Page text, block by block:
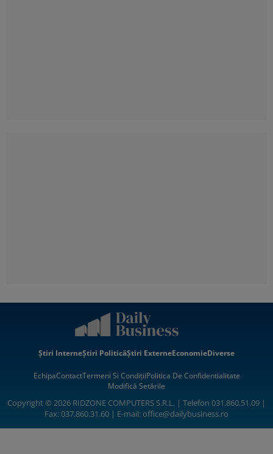
Știri InterneȘtiri PoliticăȘtiri ExterneEconomieDiverse
EchipaContactTermeni Si CondițiiPolitica De Confidentialitate
Modifică Setările
Copyright © 2026 RIDZONE COMPUTERS S.R.L. | Telefon 031.860.51.09 |
Fax: 037.860.31.60 | E-mail:office@dailybusiness.ro